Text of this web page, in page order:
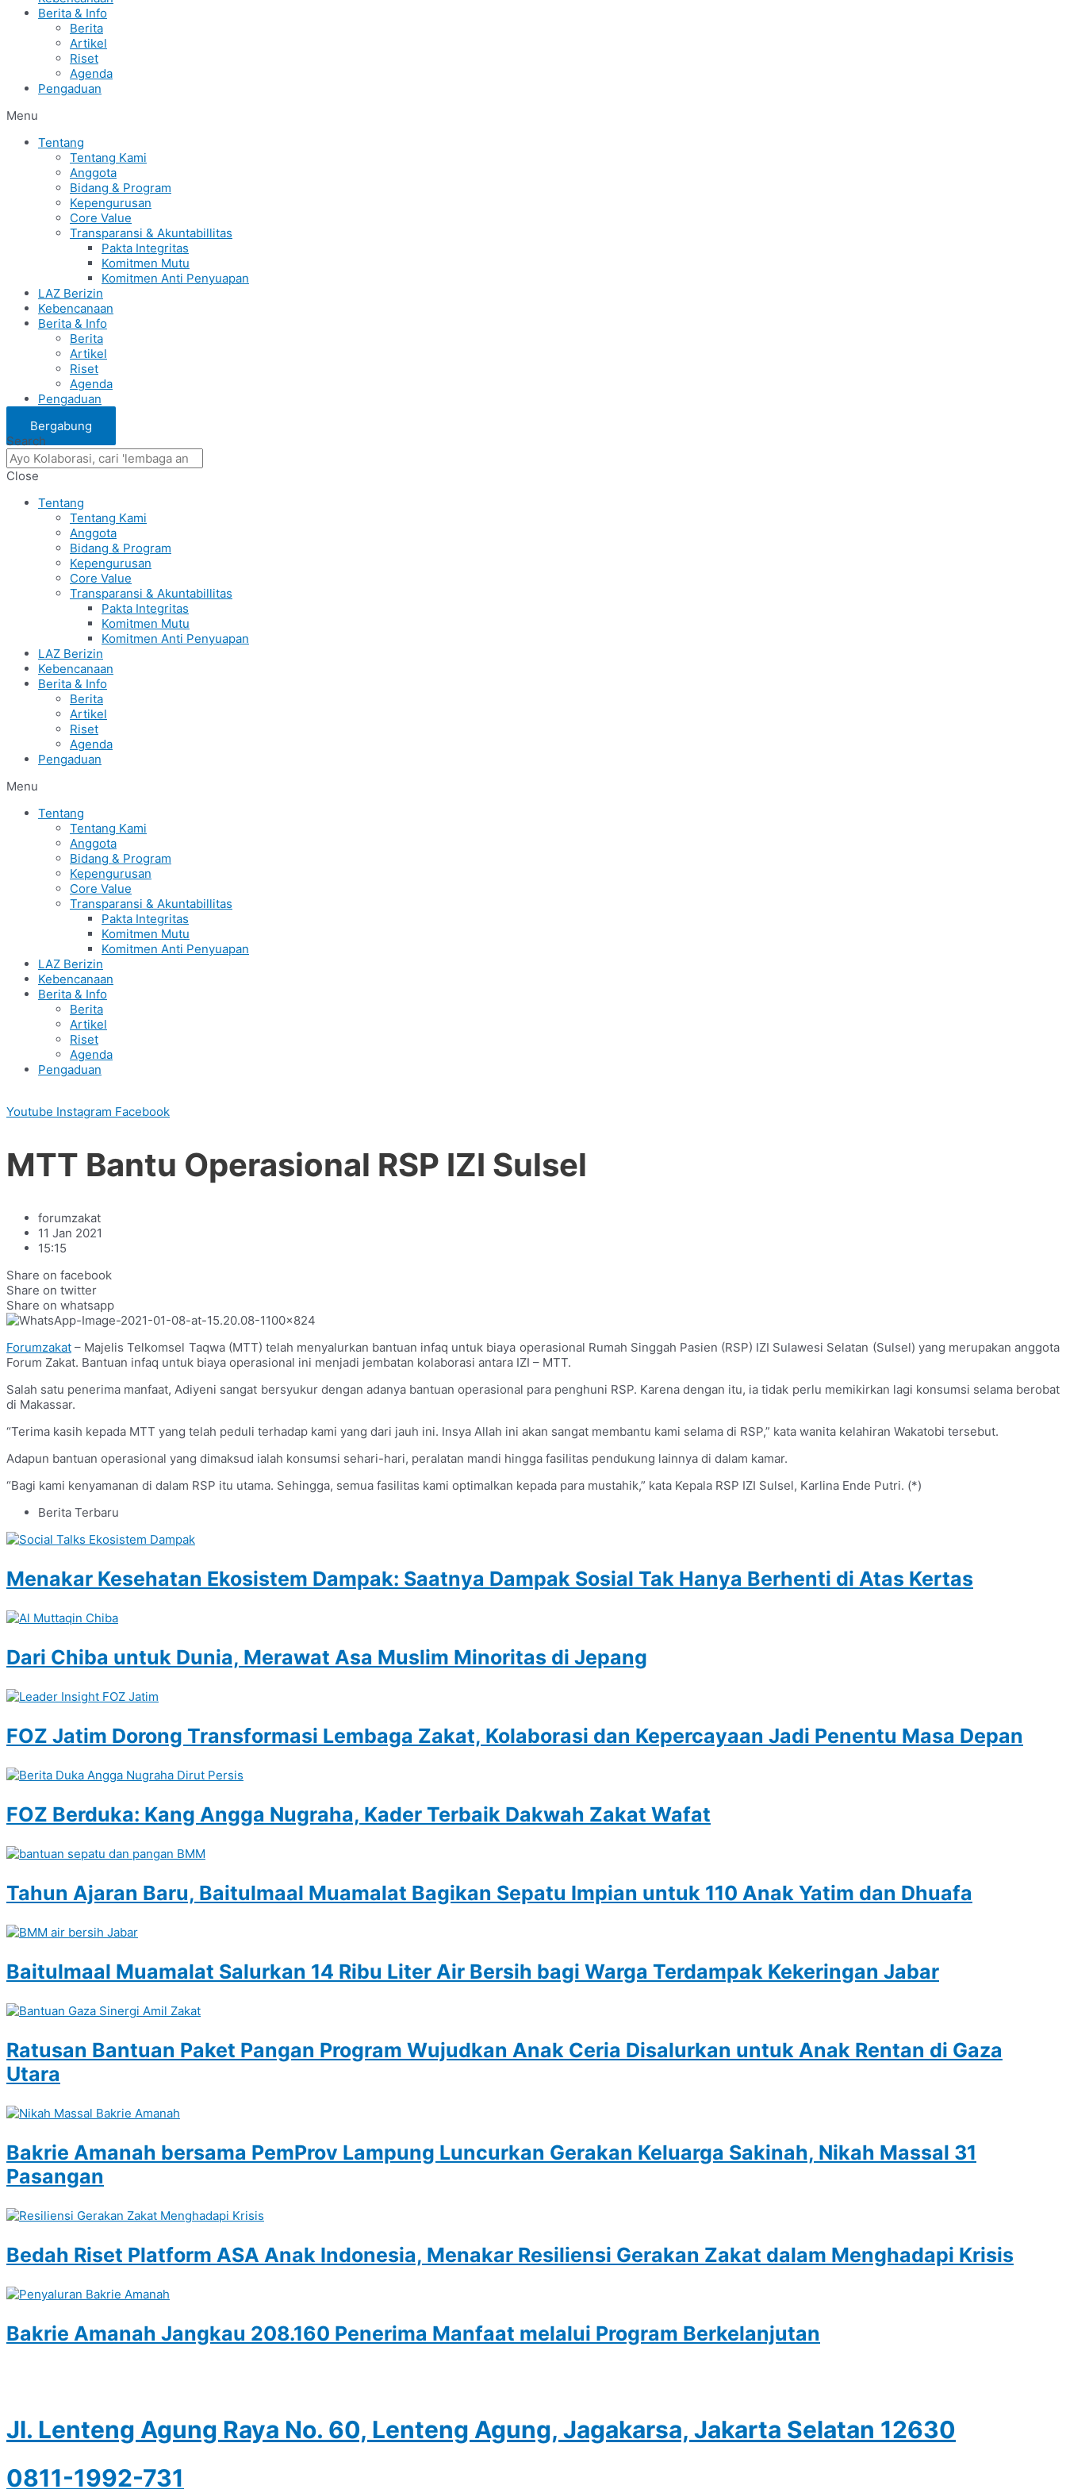
Berita & Info
Berita
Artikel
Riset
Agenda
Pengaduan
Menu
Tentang
Tentang Kami
Anggota
Bidang & Program
Kepengurusan
Core Value
Transparansi & Akuntabillitas
Pakta Integritas
Komitmen Mutu
Komitmen Anti Penyuapan
LAZ Berizin
Kebencanaan
Berita & Info
Berita
Artikel
Riset
Agenda
Pengaduan
Bergabung
Search
Close
Tentang
Tentang Kami
Anggota
Bidang & Program
Kepengurusan
Core Value
Transparansi & Akuntabillitas
Pakta Integritas
Komitmen Mutu
Komitmen Anti Penyuapan
LAZ Berizin
Kebencanaan
Berita & Info
Berita
Artikel
Riset
Agenda
Pengaduan
Menu
Tentang
Tentang Kami
Anggota
Bidang & Program
Kepengurusan
Core Value
Transparansi & Akuntabillitas
Pakta Integritas
Komitmen Mutu
Komitmen Anti Penyuapan
LAZ Berizin
Kebencanaan
Berita & Info
Berita
Artikel
Riset
Agenda
Pengaduan
Youtube Instagram Facebook
MTT Bantu Operasional RSP IZI Sulsel
forumzakat
11 Jan 2021
15:15
Share on facebook
Share on twitter
Share on whatsapp
Forumzakat – Majelis Telkomsel Taqwa (MTT) telah menyalurkan bantuan infaq untuk biaya operasional Rumah Singgah Pasien (RSP) IZI Sulawesi Selatan (Sulsel) yang merupakan anggota
Forum Zakat. Bantuan infaq untuk biaya operasional ini menjadi jembatan kolaborasi antara IZI – MTT.
Salah satu penerima manfaat, Adiyeni sangat bersyukur dengan adanya bantuan operasional para penghuni RSP. Karena dengan itu, ia tidak perlu memikirkan lagi konsumsi selama berobat
di Makassar.
“Terima kasih kepada MTT yang telah peduli terhadap kami yang dari jauh ini. Insya Allah ini akan sangat membantu kami selama di RSP,” kata wanita kelahiran Wakatobi tersebut.
Adapun bantuan operasional yang dimaksud ialah konsumsi sehari-hari, peralatan mandi hingga fasilitas pendukung lainnya di dalam kamar.
“Bagi kami kenyamanan di dalam RSP itu utama. Sehingga, semua fasilitas kami optimalkan kepada para mustahik,” kata Kepala RSP IZI Sulsel, Karlina Ende Putri. (*)
Berita Terbaru
Menakar Kesehatan Ekosistem Dampak: Saatnya Dampak Sosial Tak Hanya Berhenti di Atas Kertas
Dari Chiba untuk Dunia, Merawat Asa Muslim Minoritas di Jepang
FOZ Jatim Dorong Transformasi Lembaga Zakat, Kolaborasi dan Kepercayaan Jadi Penentu Masa Depan
FOZ Berduka: Kang Angga Nugraha, Kader Terbaik Dakwah Zakat Wafat
Tahun Ajaran Baru, Baitulmaal Muamalat Bagikan Sepatu Impian untuk 110 Anak Yatim dan Dhuafa
Baitulmaal Muamalat Salurkan 14 Ribu Liter Air Bersih bagi Warga Terdampak Kekeringan Jabar
Ratusan Bantuan Paket Pangan Program Wujudkan Anak Ceria Disalurkan untuk Anak Rentan di Gaza
Utara
Bakrie Amanah bersama PemProv Lampung Luncurkan Gerakan Keluarga Sakinah, Nikah Massal 31
Pasangan
Bedah Riset Platform ASA Anak Indonesia, Menakar Resiliensi Gerakan Zakat dalam Menghadapi Krisis
Bakrie Amanah Jangkau 208.160 Penerima Manfaat melalui Program Berkelanjutan
Jl. Lenteng Agung Raya No. 60, Lenteng Agung, Jagakarsa, Jakarta Selatan 12630
0811-1992-731